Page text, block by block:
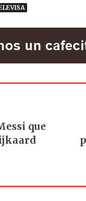
que